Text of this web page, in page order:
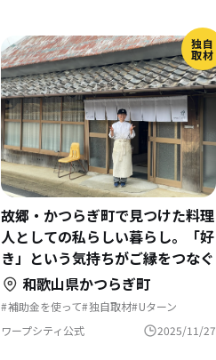
独自
取材
故郷・かつらぎ町で見つけた料理
人としての私らしい暮らし。「好
き」という気持ちがご縁をつなぐ
和歌山県かつらぎ町
補助金を使って 独自取材 Uターン
自然と暮らす 地域おこし 移住を機に起業
田舎暮らし 夢の暮らし 地域おこし協力隊
古民家を活用 ものづくり
ワープシティ公式 2025/11/27